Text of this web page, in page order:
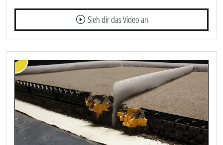
Sieh dir das Video an